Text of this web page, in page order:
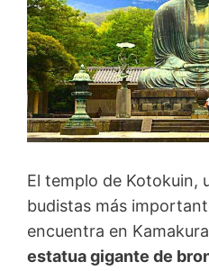
El templo de Kotokuin,
budistas más
encuentra en
estatua gigante de